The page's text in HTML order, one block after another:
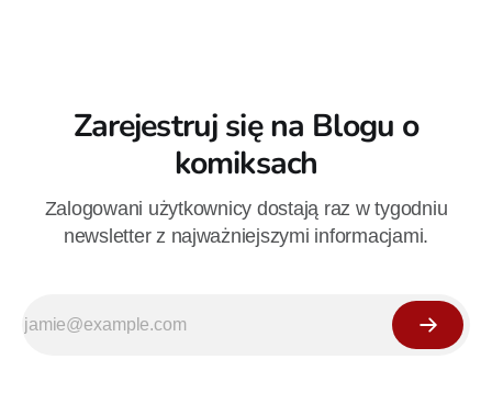
Zarejestruj się na Blogu o
komiksach
Zalogowani użytkownicy dostają raz w tygodniu
newsletter z najważniejszymi informacjami.